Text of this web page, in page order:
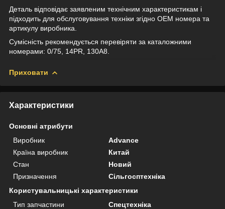
Деталь відповідає заявленим технічним характеристикам і
підходить для обслуговування техніки згідно OEM номера та
артикулу виробника.
Сумісність рекомендується перевіряти за каталожними
номерами: 0/75, 14PR, 130A8.
Приховати
Характеристики
Основні атрибути
Виробник
Advance
Країна виробник
Китай
Стан
Новий
Призначення
Сільгосптехніка
Користувальницькі характеристики
Тип запчастини
Спецтехніка